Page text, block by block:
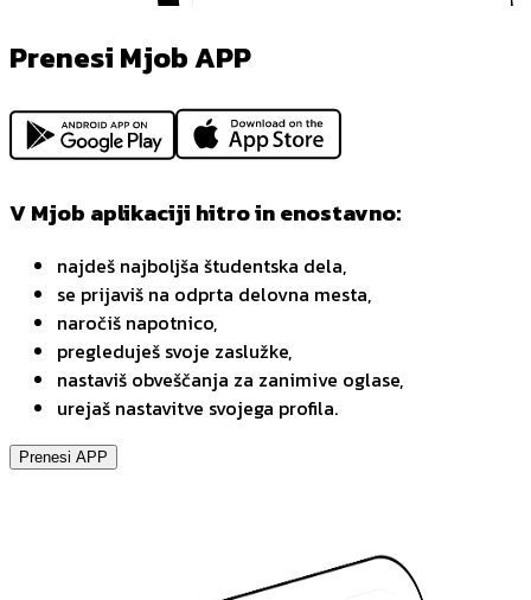
Prenesi Mjob APP
V Mjob aplikaciji hitro in enostavno:
najdeš najboljša študentska dela,
se prijaviš na odprta delovna mesta,
naročiš napotnico,
pregleduješ svoje zaslužke,
nastaviš obveščanja za zanimive oglase,
urejaš nastavitve svojega profila.
Prenesi APP